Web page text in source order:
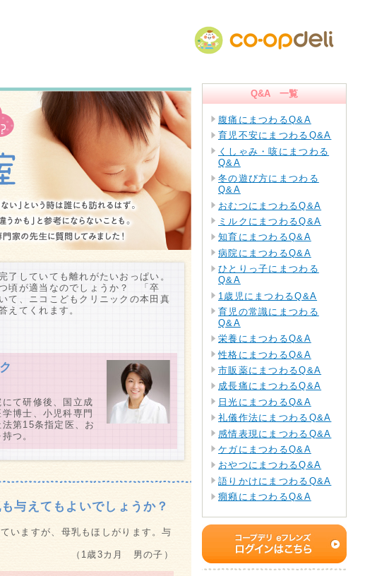
了していても離れがたいおっぱい。
頃が適当なのでしょうか？ 「卒
て、ニコこどもクリニックの本田真
えてくれます。
て研修後、国立成
博士、小児科専門
第15条指定医、お
つ。
与えてもよいでしょうか？
いますが、母乳もほしがります。与
（1歳3カ月 男の子）
Q&A 一覧
腹痛にまつわるQ&A
育児不安にまつわるQ&A
くしゃみ・咳にまつわる
Q&A
冬の遊び方にまつわる
Q&A
おむつにまつわるQ&A
ミルクにまつわるQ&A
知育にまつわるQ&A
病院にまつわるQ&A
ひとりっ子にまつわる
Q&A
1歳児にまつわるQ&A
育児の常識にまつわる
Q&A
栄養にまつわるQ&A
性格にまつわるQ&A
市販薬にまつわるQ&A
成長痛にまつわるQ&A
日光にまつわるQ&A
礼儀作法にまつわるQ&A
感情表現にまつわるQ&A
ケガにまつわるQ&A
おやつにまつわるQ&A
語りかけにまつわるQ&A
癇癪にまつわるQ&A
わるQ&A
離乳の進め方にまつわる
Q&A
衛生面にまつわるQ&A